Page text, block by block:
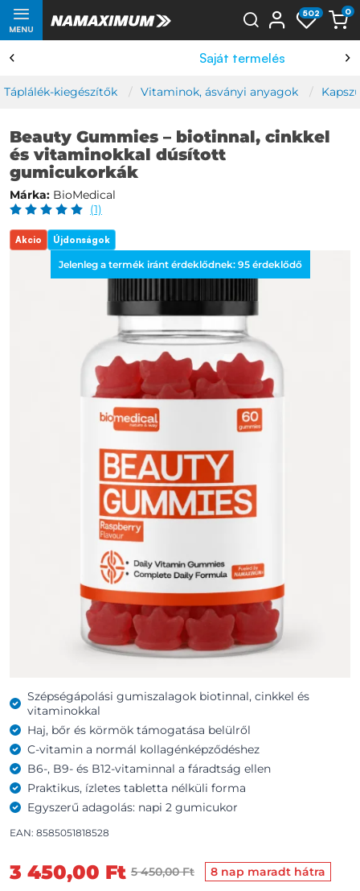
MENU
502 0
Saját termelés
Táplálék-kiegészítők Vitaminok, ásványi anyagok
Beauty Gummies – biotinnal, cinkkel
és vitaminokkal dúsított
gumicukorkák
Márka: BioMedical
(1)
Akcio Újdonságok
Jelenleg a termék iránt érdeklődnek: 95érdeklődő
Szépségápolási gumiszalagok biotinnal, cinkkel és
vitaminokkal
Haj, bőr és körmök támogatása belülről
C-vitamin a normál kollagénképződéshez
B6-, B9- és B12-vitaminnal a fáradtság ellen
Praktikus, ízletes tabletta nélküli forma
Egyszerű adagolás: napi 2 gumicukor
EAN: 8585051818528
3 450,00 Ft 5 450,00 Ft 8 nap maradt hátra